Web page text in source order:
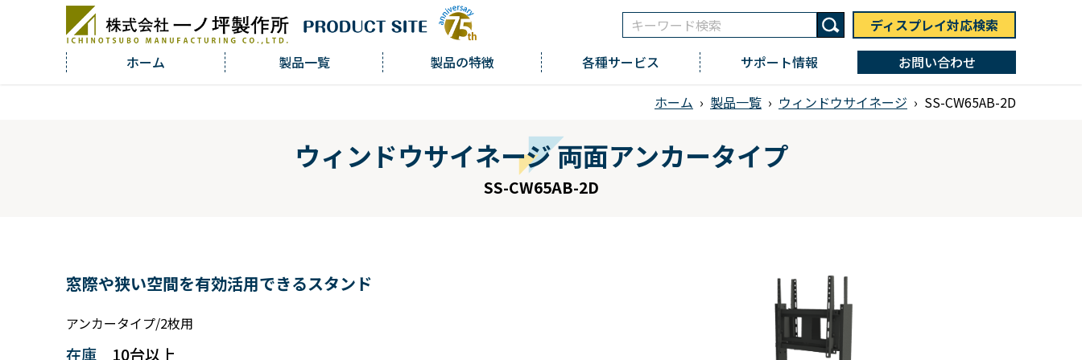
ディスプレイ対応検索
ホーム
製品一覧 製品の特徴 各種サービス サポート情報 お問い合わせ
ホーム › 製品一覧 › ウィンドウサイネージ › SS-CW65AB-2D
ウィンドウサイネージ 両面アンカータイプ
SS-CW65AB-2D
窓際や狭い空間を有効活用できるスタンド
アンカータイプ/2枚用
在庫 10台以上